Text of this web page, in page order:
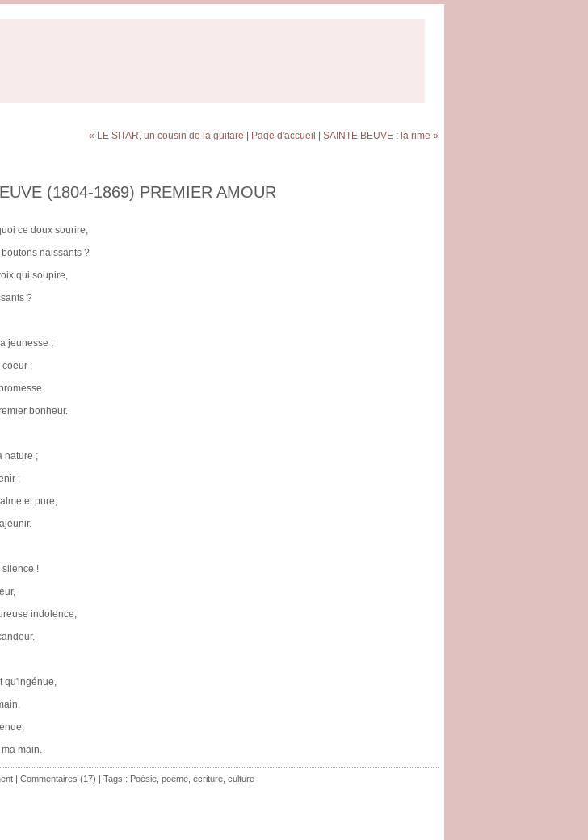
« LE SITAR, un cousin de la guitare Page d'accueil SAINTE BEUVE : la rime »
(1804-1869) PREMIER AMOUR
ce doux sourire,
naissants ?
qui soupire,
?
jeunesse ;
coeur ;
bonheur.
nature ;
;
et pure,
silence !
indolence,
qu'ingénue,
main.
| Commentaires (17) | Tags : Poésie poème écriture culture